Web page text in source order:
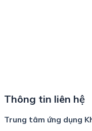
Thông tin liên hệ
Trung tâm ứng dụng